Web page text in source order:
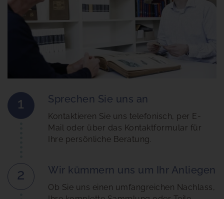
1 Sprechen Sie uns an
Kontaktieren Sie uns telefonisch, per E-
Mail oder über das Kontaktformular für
Ihre persönliche Beratung.
2 Wir kümmern uns um Ihr Anliegen
Ob Sie uns einen umfangreichen Nachlass,